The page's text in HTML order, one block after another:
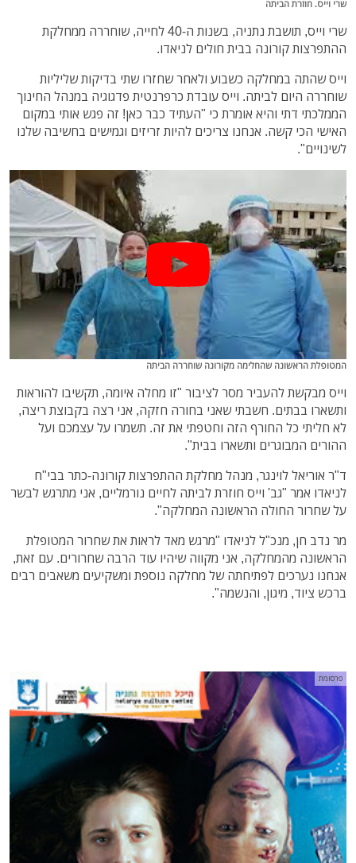
שרי וייס. חוזרת הביתה
שרי וייס, תושבת נתניה, בשנות ה-40 לחייה, שוחררה ממחלקת
ההתפרצות קורונה בבית חולים לניאדו.
וייס שהתה במחלקה כשבוע ולאחר שחזרו שתי בדיקות שליליות
שוחררה היום לביתה. וייס עובדת כרפרנטית פדגוגיה במנהל החינוך
הממלכתי דתי והיא אומרת כי "העתיד כבר כאן! זה פגש אותי במקום
האישי הכי קשה. אנחנו צריכים להיות זריזים וגמישים בחשיבה שלנו
לשינויים".
המטופלת הראשונה שהחלימה מקורונה שוחררה הביתה
וייס מבקשת להעביר מסר לציבור "זו מחלה איומה, תקשיבו להוראות
ותשארו בבתים. חשבתי שאני בחורה חזקה, אני רצה בקבוצת ריצה,
לא חליתי כל החורף הזה וחטפתי את זה. תשמרו על עצמכם ועל
ההורים המבוגרים ותשארו בבית".
ד"ר אוריאל לוינגר, מנהל מחלקת ההתפרצות קורונה-כתר בבי"ח
לניאדו אמר "גב' וייס חוזרת לביתה לחיים נורמליים, אני מתרגש לבשר
על שחרור החולה הראשונה המחלקה".
מר נדב חן, מנכ"ל לניאדו "מרגש מאד לראות את שחרור המטופלת
הראשונה מהמחלקה, אני מקווה שיהיו עוד הרבה שחרורים. עם זאת,
אנחנו נערכים לפתיחתה של מחלקה נוספת ומשקיעים משאבים רבים
ברכש ציוד, מיגון, והנשמה".
פרסומת